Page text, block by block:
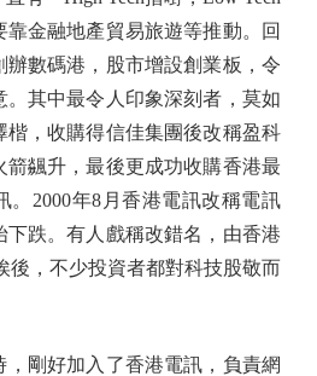
金融地產貿易旅遊等推動。回
辦數碼港，股市增設創業板，令
其中最令人印象深刻者，莫如
楷，收購得信佳集團後改稱盈科
飊升，最後更成功收購香港最
。2000年8月香港電訊改稱電訊
跌。有人戲稱改錯名，由香港
後，不少投資者都對科技股敬而
剛好加入了香港電訊，負責網